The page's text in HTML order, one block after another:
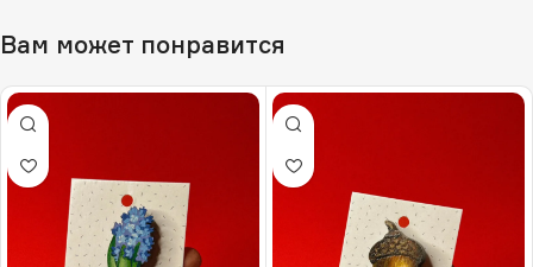
Вам может понравится